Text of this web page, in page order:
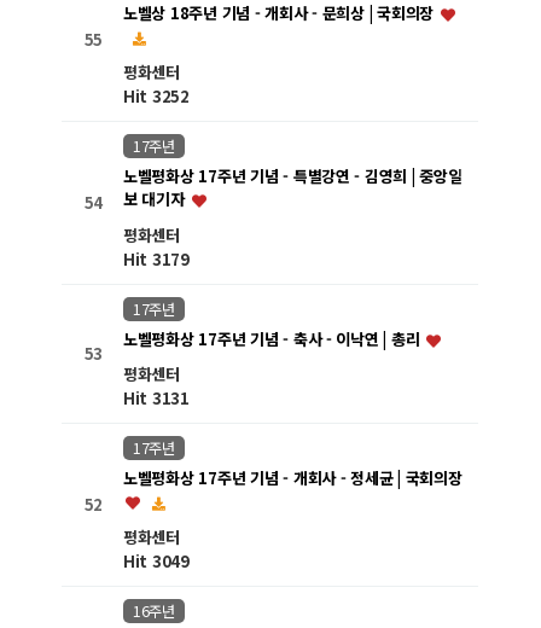
55
노벨상 18주년 기념 - 개회사 - 문희상 | 국회의장
평화센터
Hit 3252
54
17주년
노벨평화상 17주년 기념 - 특별강연 - 김영희 | 중앙일
보 대기자
평화센터
Hit 3179
53
17주년
노벨평화상 17주년 기념 - 축사 - 이낙연 | 총리
평화센터
Hit 3131
52
17주년
노벨평화상 17주년 기념 - 개회사 - 정세균 | 국회의장
평화센터
Hit 3049
16주년